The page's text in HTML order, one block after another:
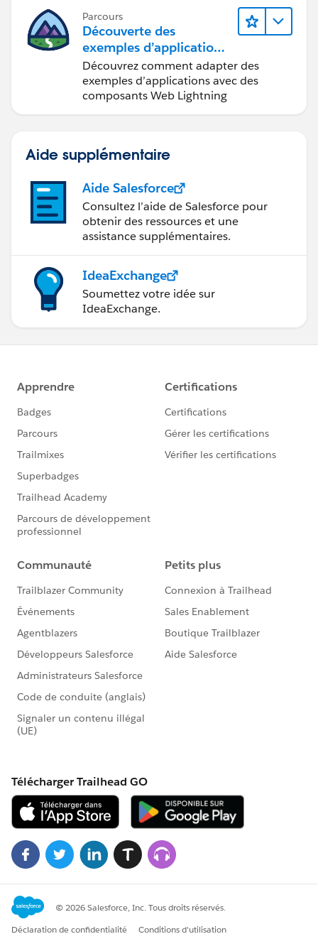
Parcours
Découverte des
exemples d’applications
Trailhead
Découvrez comment adapter des
exemples d’applications avec des
composants Web Lightning
Aide supplémentaire
Aide Salesforce
Consultez l’aide de Salesforce pour
obtenir des ressources et une
assistance supplémentaires.
IdeaExchange
Soumettez votre idée sur
IdeaExchange.